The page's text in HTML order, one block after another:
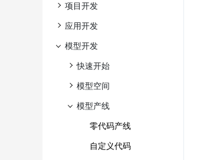
项目开发
应用开发
模型开发
快速开始
模型空间
模型产线
零代码产线
自定义代码